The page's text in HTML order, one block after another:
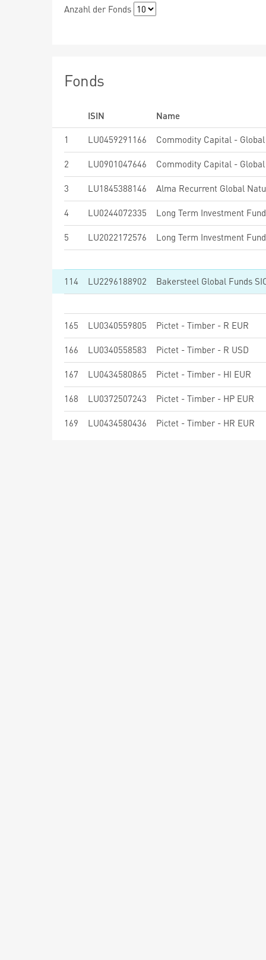
Anzahl der Fonds
Fonds
ISIN
Name
1
LU0459291166 Commodity Capital -
2 LU0901047646 Commodity Capital -
3 LU1845388146 Alma Recurrent Global
4 LU0244072335
5 LU2022172576
114 LU2296188902 Bakersteel Global Funds
165 LU0340559805 Pictet - Timber - R EUR
166 LU0340558583 Pictet - Timber - R USD
167 LU0434580865 Pictet - Timber - HI EUR
168 LU0372507243 Pictet - Timber - HP EUR
169 LU0434580436 Pictet - Timber - HR EUR